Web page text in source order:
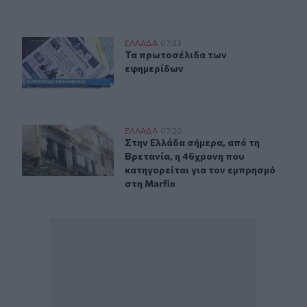
Τα πρωτοσέλιδα των εφημερίδων
ΕΛΛAΔΑ 07:33
Τα πρωτοσέλιδα των εφημερίδων
Τα πρωτοσέλιδα των
εφημερίδων
Στην Ελλάδα σήμερα, από τη Βρετανία, η 46χρονη που
ΕΛΛAΔΑ 07:20
Στην Ελλάδα σήμερα, από τη
Στην Ελλάδα σήμερα, από τη
Βρετανία, η 46χρονη που
κατηγορείται για τον εμπρησμό
στη Marfin